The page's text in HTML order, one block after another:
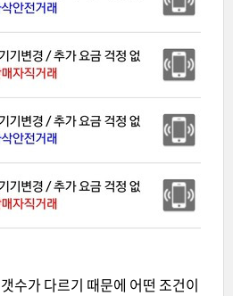
수가 다르기 때문에 어떤 조건이